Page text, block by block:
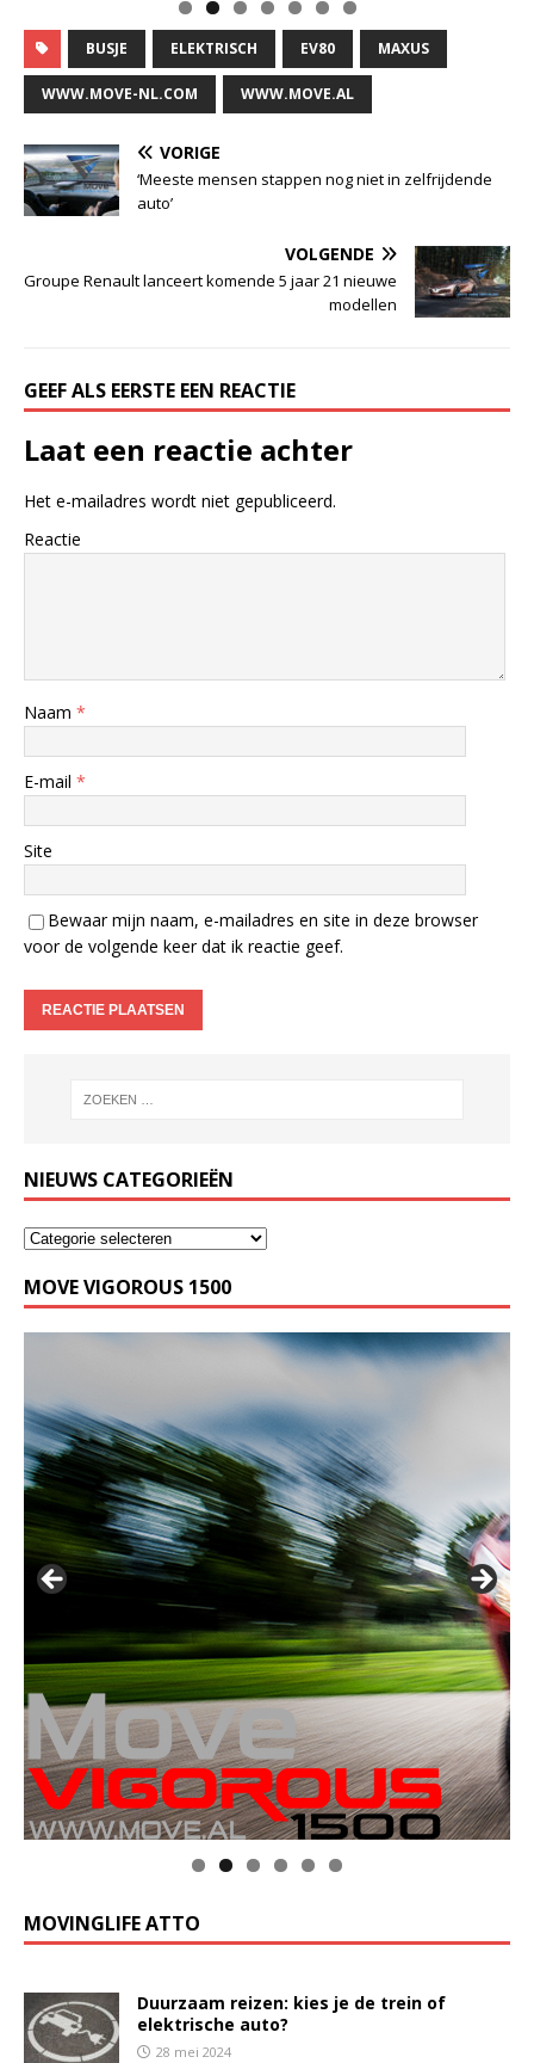
BUSJE ELEKTRISCH EV80 MAXUS
WWW.MOVE-NL.COM WWW.MOVE.AL
VORIGE
‘Meeste mensen stappen nog niet in zelfrijdende
auto’
VOLGENDE
Groupe Renault lanceert komende 5 jaar 21 nieuwe
modellen
GEEF ALS EERSTE EEN REACTIE
Laat een reactie achter
Het e-mailadres wordt niet gepubliceerd.
Reactie
Naam *
E-mail *
Site
Bewaar mijn naam, e-mailadres en site in deze browser
voor de volgende keer dat ik reactie geef.
NIEUWS CATEGORIEËN
MOVE VIGOROUS 1500
MOVINGLIFE ATTO
Duurzaam reizen: kies je de trein of
elektrische auto?
28 mei 2024